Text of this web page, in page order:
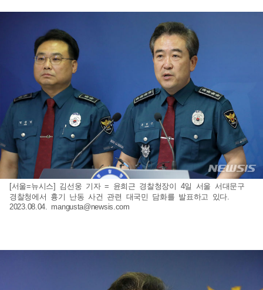
[서울=뉴시스] 김선웅 기자 = 윤희근 경찰청장이 4일 서울 서대문구
경찰청에서 흉기 난동 사건 관련 대국민 담화를 발표하고 있다.
2023.08.04. mangusta@newsis.com